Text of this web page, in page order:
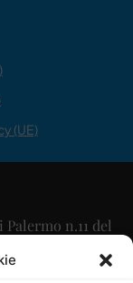
(UE)
n.11 del